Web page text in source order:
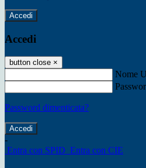
Accedi
Accedi
button close ×
Nome
Password dimenticata?
-
Entra con SPID Entra con CIE